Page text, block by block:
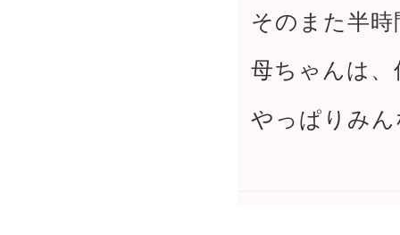
そのまた半
母ちゃんは
やっぱりみ